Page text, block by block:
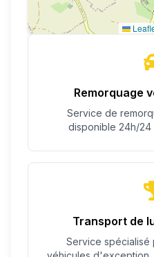
Remorquage
Service de
disponible 24h/
Transport de
Service spécialisé